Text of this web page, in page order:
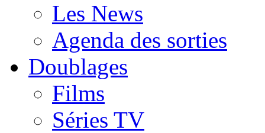
Les News
Agenda des sorties
Doublages
Films
Séries TV